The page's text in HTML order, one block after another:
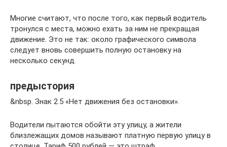
Многие считают, что после того, как первый водитель
тронулся с места, можно ехать за ним не прекращая
движение. Это не так: около графического символа
следует вновь совершить полную остановку на
несколько секунд.
предыстория
&nbsp. Знак 2.5 «Нет движения без остановки».
Водители пытаются обойти эту улицу, а жители
близлежащих домов называют платную первую улицу в